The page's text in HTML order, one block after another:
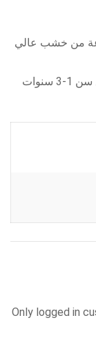
من خشب عالي
تسمح الحواف الناعمة للأولاد والبنات من سن 1-3 سنوات
Only logged in